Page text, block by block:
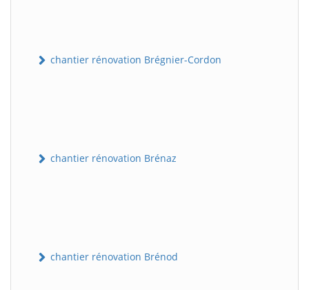
chantier rénovation Brégnier-Cordon
chantier rénovation Brénaz
chantier rénovation Brénod